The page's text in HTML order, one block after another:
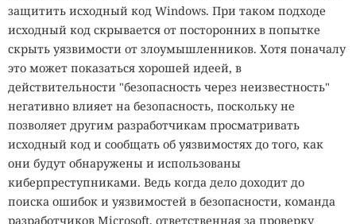
защитить исходный код Windows. При таком подходе
исходный код скрывается от посторонних в попытке
скрыть уязвимости от злоумышленников. Хотя поначалу
это может показаться хорошей идеей, в
действительности "безопасность через неизвестность"
негативно влияет на безопасность, поскольку не
позволяет другим разработчикам просматривать
исходный код и сообщать об уязвимостях до того, как
они будут обнаружены и использованы
киберпреступниками. Ведь когда дело доходит до
поиска ошибок и уязвимостей в безопасности, команда
разработчиков Microsoft, ответственная за проверку